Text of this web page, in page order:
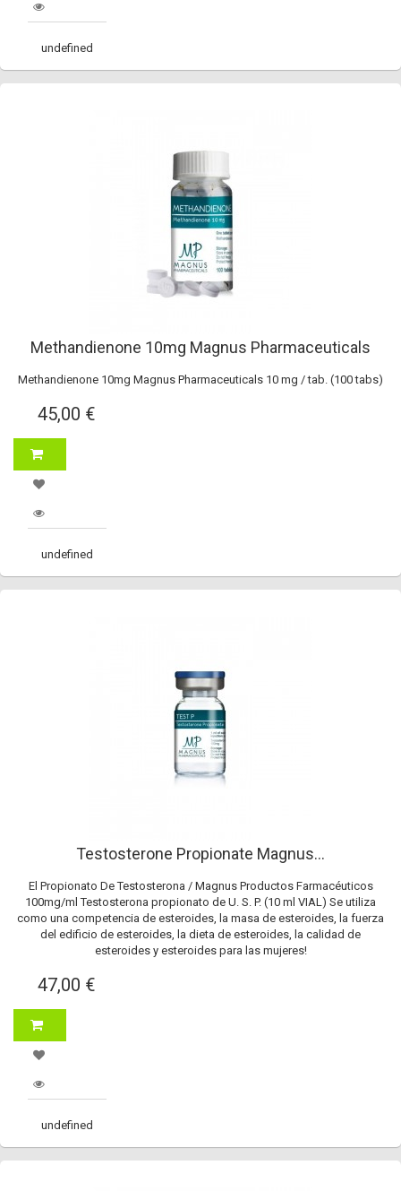
undefined
Methandienone 10mg Magnus Pharmaceuticals
Methandienone 10mg Magnus Pharmaceuticals 10 mg / tab. (100 tabs)
45,00 €
undefined
Testosterone Propionate Magnus...
El Propionato De Testosterona / Magnus Productos Farmacéuticos
100mg/ml Testosterona propionato de U. S. P. (10 ml VIAL) Se utiliza
como una competencia de esteroides, la masa de esteroides, la fuerza
del edificio de esteroides, la dieta de esteroides, la calidad de
esteroides y esteroides para las mujeres!
47,00 €
undefined